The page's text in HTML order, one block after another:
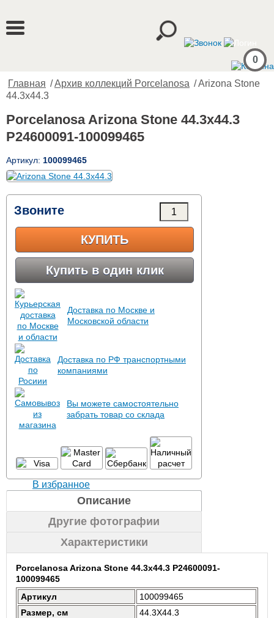
0
Главная /Архив коллекций Porcelanosa / Arizona Stone
44.3x44.3
Porcelanosa Arizona Stone 44.3x44.3
P24600091-100099465
Артикул: 100099465
Звоните
КУПИТЬ
Купить в один клик
Доставка по Москве и
Московской области
Доставка по РФ транспортными
компаниями
Вы можете самостоятельно
забрать товар со склада
В избранное
Описание
Другие фотографии
Характеристики
Porcelanosa Arizona Stone 44.3x44.3 P24600091-
100099465
Артикул
100099465
Размер, см
44.3X44.3